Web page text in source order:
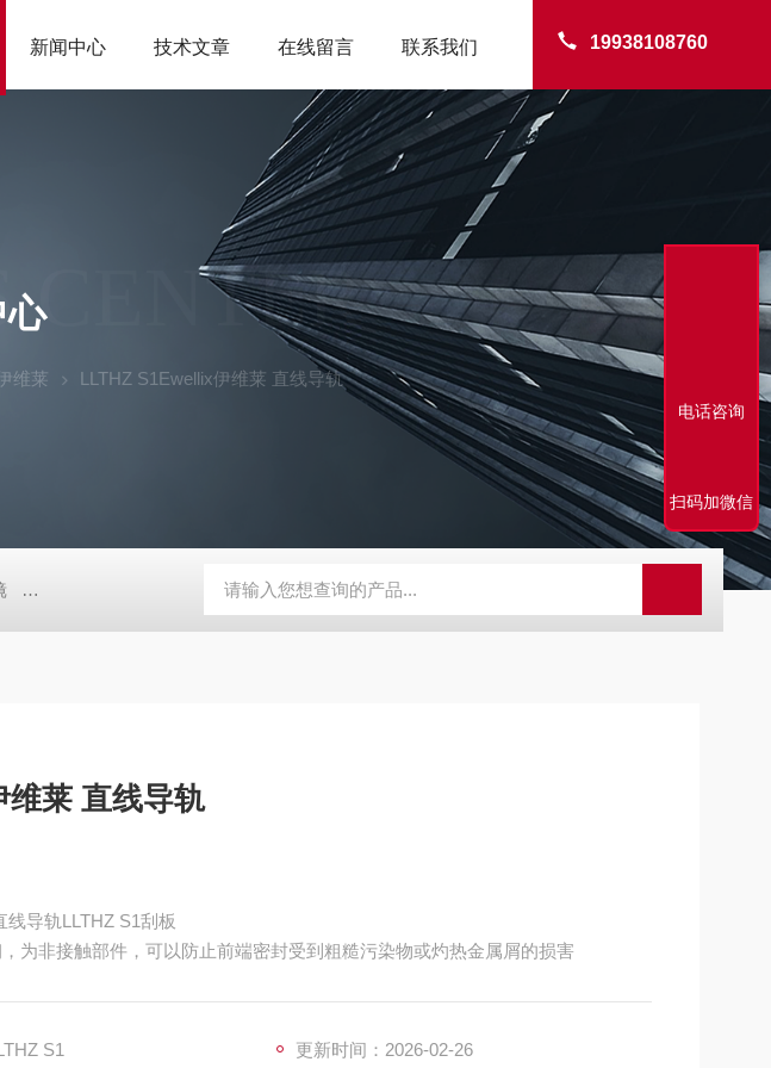
19938108760
新闻中心 技术文章 在线留言 联系我们
CENTER
心
维莱 LLTHZ S1Ewellix伊维莱 直线导轨
TX-200日本凯特KETT外观分析仪器 粒度镜 SR-24LE美国里奇 RIDGID 管线定位仪带GPS
莱 直线导轨
线导轨LLTHZ S1刮板
为非接触部件，可以防止前端密封受到粗糙污染物或灼热金属屑的损害
S1 更新时间：2026-02-26
电话咨询
扫码加微信